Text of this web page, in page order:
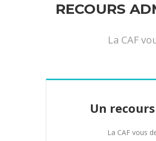
RECOURS
La CAF
Un
La CAF vous